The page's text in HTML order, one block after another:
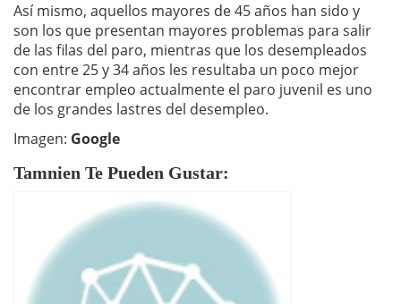
Así mismo, aquellos mayores de 45 años han sido y
son los que presentan mayores problemas para salir
de las filas del paro, mientras que los desempleados
con entre 25 y 34 años les resultaba un poco mejor
encontrar empleo actualmente el paro juvenil es uno
de los grandes lastres del desempleo.
Imagen: Google
Tamnien Te Pueden Gustar: